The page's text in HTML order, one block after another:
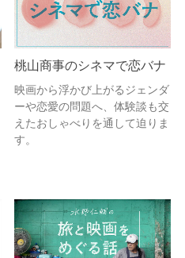
桃山商事のシネマで恋バナ
映画から浮かび上がるジェンダ
ーや恋愛の問題へ、体験談も交
えたおしゃべりを通して迫りま
す。